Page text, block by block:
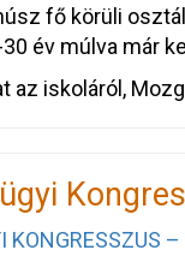
fő körüli
év múlva már
az iskoláról,
KONGRESSZUS